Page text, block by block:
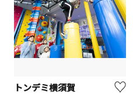
トンデミ横須賀